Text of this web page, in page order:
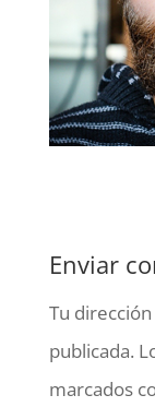
Enviar
Tu
publicada.
marcados